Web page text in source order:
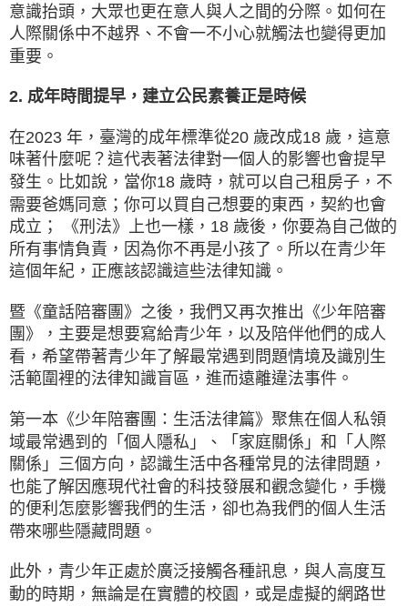
意識抬頭，大眾也更在意人與人之間的分際。如何在
人際關係中不越界、不會一不小心就觸法也變得更加
重要。
2. 成年時間提早，建立公民素養正是時候
在2023 年，臺灣的成年標準從20 歲改成18 歲，這意
味著什麼呢？這代表著法律對一個人的影響也會提早
發生。比如說，當你18 歲時，就可以自己租房子，不
需要爸媽同意；你可以買自己想要的東西，契約也會
成立； 《刑法》上也一樣，18 歲後，你要為自己做的
所有事情負責，因為你不再是小孩了。所以在青少年
這個年紀，正應該認識這些法律知識。
暨《童話陪審團》之後，我們又再次推出《少年陪審
團》，主要是想要寫給青少年，以及陪伴他們的成人
看，希望帶著青少年了解最常遇到問題情境及識別生
活範圍裡的法律知識盲區，進而遠離違法事件。
第一本《少年陪審團：生活法律篇》聚焦在個人私領
域最常遇到的「個人隱私」、「家庭關係」和「人際
關係」三個方向，認識生活中各種常見的法律問題，
也能了解因應現代社會的科技發展和觀念變化，手機
的便利怎麼影響我們的生活，卻也為我們的個人生活
帶來哪些隱藏問題。
此外，青少年正處於廣泛接觸各種訊息，與人高度互
動的時期，無論是在實體的校園，或是虛擬的網路世